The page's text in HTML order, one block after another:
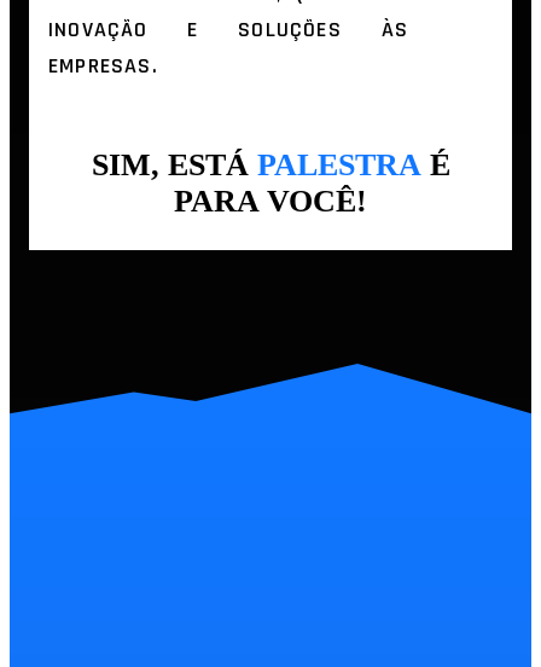
INOVAÇÃO E SOLUÇÕES ÀS
EMPRESAS.
SIM, ESTÁ PALESTRA É
PARA VOCÊ!